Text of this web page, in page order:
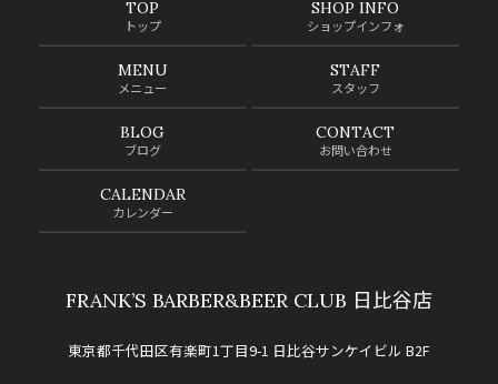
TOP
トップ
SHOP INFO
ショップインフォ
MENU
メニュー
STAFF
スタッフ
BLOG
ブログ
CONTACT
お問い合わせ
CALENDAR
カレンダー
FRANK’S BARBER&BEER CLUB 日比谷店
東京都千代田区有楽町1丁目9-1 日比谷サンケイビル B2F